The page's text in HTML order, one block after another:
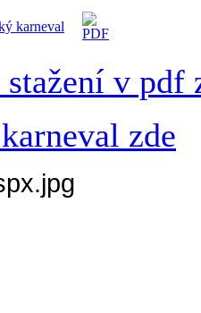
karneval
v pdf
zde